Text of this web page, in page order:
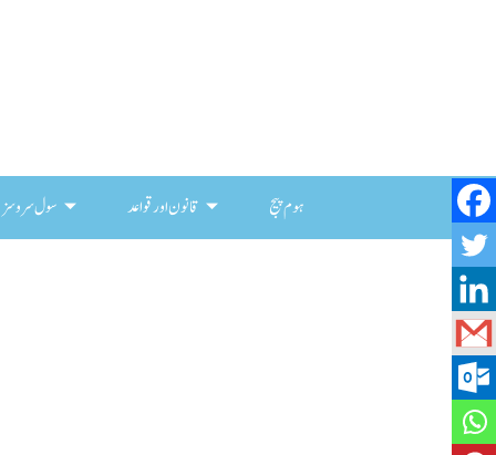
ہوم پیج قانون اور قواعد سول سروسز